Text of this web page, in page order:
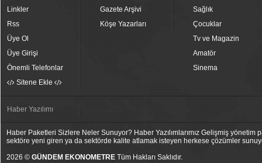
Linkler
Rss
Üye Ol
Üye Girişi
Önemli Telefonlar
Sitene Ekle
Gazete Arşivi
Köşe Yazarları
Sağlık
Çocuklar
Tv ve Magazin
Amatör
Sinema
Haber Yazılımı
Haber Paketleri Sizlere Neler Sunuyor? Haber Yazılımlarımız Gelişmiş
sektöre yeni giren ya da sektörde kalite atlamak isteyen herkese çözümler
2026 © GÜNDEM EKONOMETRE Tüm Hakları Saklıdır.